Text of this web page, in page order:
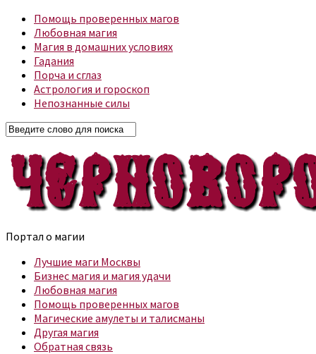
Помощь проверенных магов
Любовная магия
Магия в домашних условиях
Гадания
Порча и сглаз
Астрология и гороскоп
Непознанные силы
Портал о магии
Лучшие маги Москвы
Бизнес магия и магия удачи
Любовная магия
Помощь проверенных магов
Магические амулеты и талисманы
Другая магия
Обратная связь